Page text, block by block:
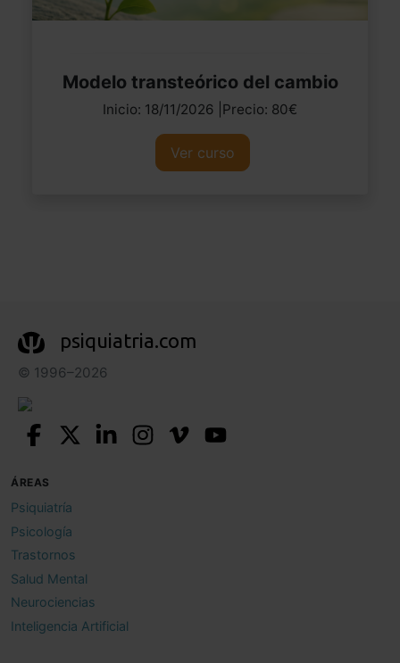
Modelo transteórico del cambio
Inicio: 18/11/2026 |Precio: 80€
Ver curso
psiquiatria.com
© 1996–2026
ÁREAS
Psiquiatría
Psicología
Trastornos
Salud Mental
Neurociencias
Inteligencia Artificial